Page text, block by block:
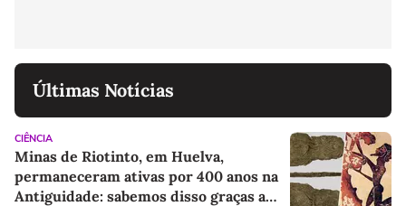
Últimas Notícias
CIÊNCIA
Minas de Riotinto, em Huelva,
permaneceram ativas por 400 anos na
Antiguidade: sabemos disso graças a